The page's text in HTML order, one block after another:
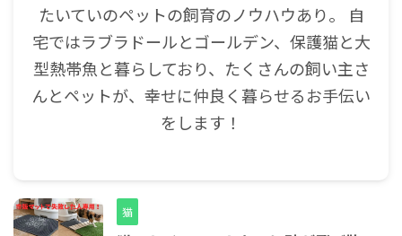
たいていのペットの飼育のノウハウあり。 自
宅ではラブラドールとゴールデン、保護猫と大
型熱帯魚と暮らしており、たくさんの飼い主さ
んとペットが、幸せに仲良く暮らせるお手伝い
をします！
猫